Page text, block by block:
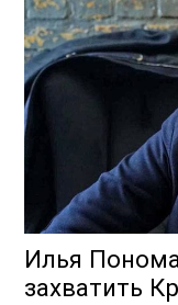
Илья
захватить